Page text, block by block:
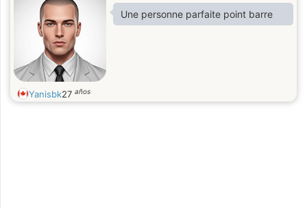
Une personne parfaite point barre
Yanisbk27 años